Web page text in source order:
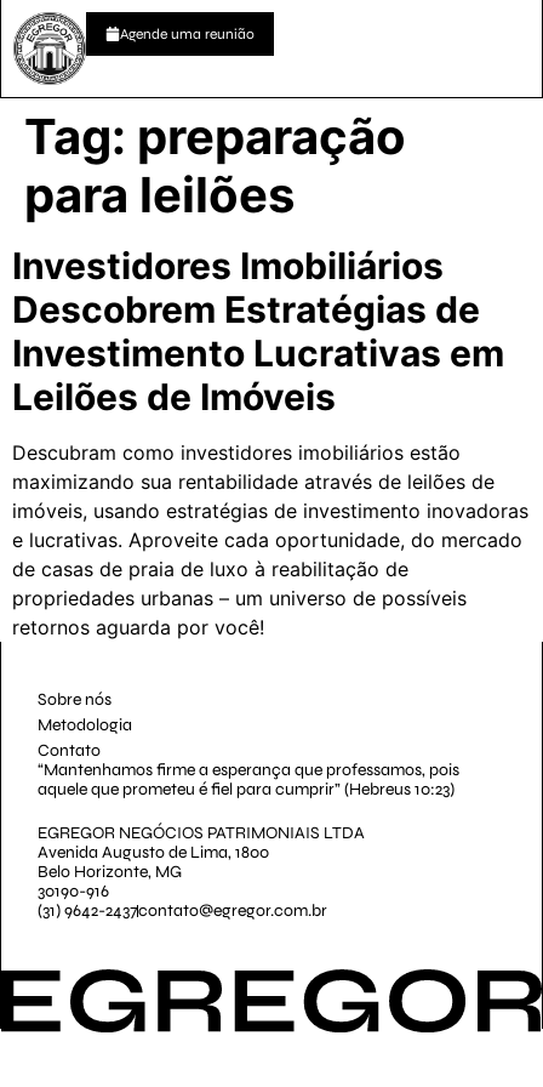
Agende uma reunião
Tag: preparação
para leilões
Investidores Imobiliários
Descobrem Estratégias de
Investimento Lucrativas em
Leilões de Imóveis
Descubram como investidores imobiliários estão
maximizando sua rentabilidade através de leilões de
imóveis, usando estratégias de investimento inovadoras
e lucrativas. Aproveite cada oportunidade, do mercado
de casas de praia de luxo à reabilitação de
propriedades urbanas – um universo de possíveis
retornos aguarda por você!
EGREGOR NEGÓCIOS PATRIMONIAIS LTDA
Avenida Augusto de Lima, 1800
Belo Horizonte, MG
30190-916
(31) 9642-2437contato@egregor.com.br
Sobre nós
Metodologia
Contato
“Mantenhamos firme a esperança que professamos, pois
aquele que prometeu é fiel para cumprir” (Hebreus 10:23)